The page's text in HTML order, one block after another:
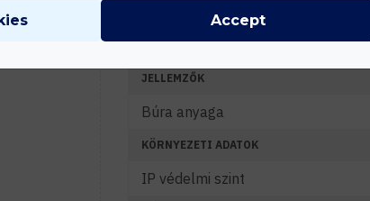
segít az
Sugárzási szög (°)
Energiahatékonyság (Lm/W)
JELLEMZŐK
Búra anyaga
KÖRNYEZETI ADATOK
IP védelmi szint
Accept